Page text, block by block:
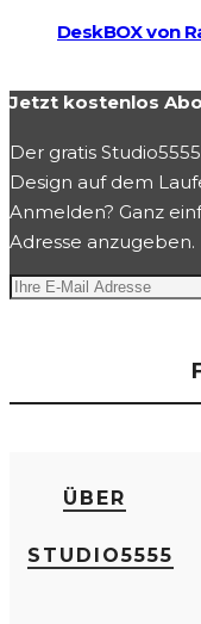
DeskBOX von
Jetzt kostenlos
Der gratis
Design auf dem
Anmelden? Ganz
Adresse anzugeben.
ÜBER
STUDIO5555